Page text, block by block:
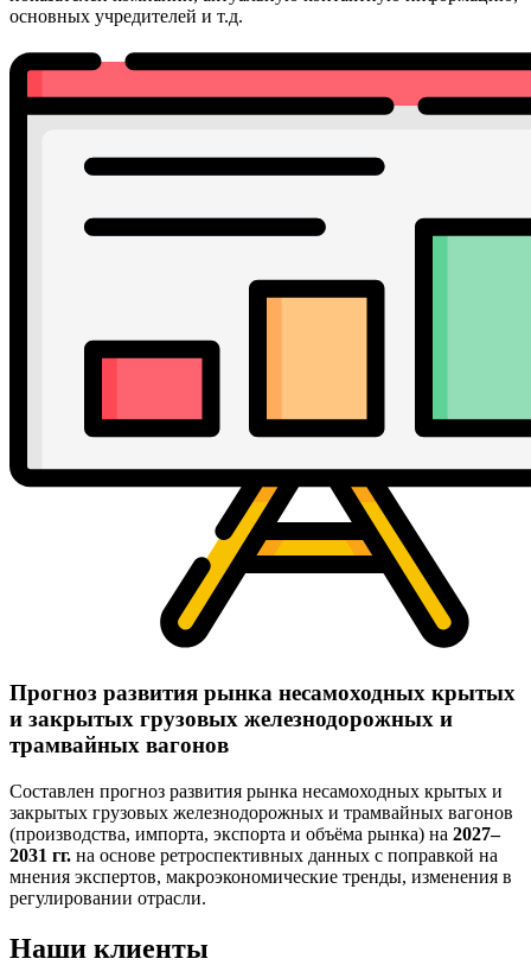
основных учредителей и т.д.
Прогноз развития рынка несамоходных крытых
и закрытых грузовых железнодорожных и
трамвайных вагонов
Составлен прогноз развития рынка несамоходных крытых и
закрытых грузовых железнодорожных и трамвайных вагонов
(производства, импорта, экспорта и объёма рынка) на 2027–
2031 гг. на основе ретроспективных данных с поправкой на
мнения экспертов, макроэкономические тренды, изменения в
регулировании отрасли.
Наши клиенты